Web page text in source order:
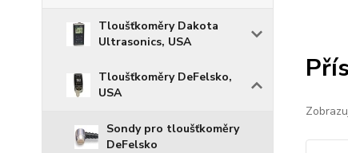
Tloušťkoměry Dakota
Ultrasonics, USA
Tloušťkoměry DeFelsko,
USA
Sondy pro tloušťkoměry
DeFelsko